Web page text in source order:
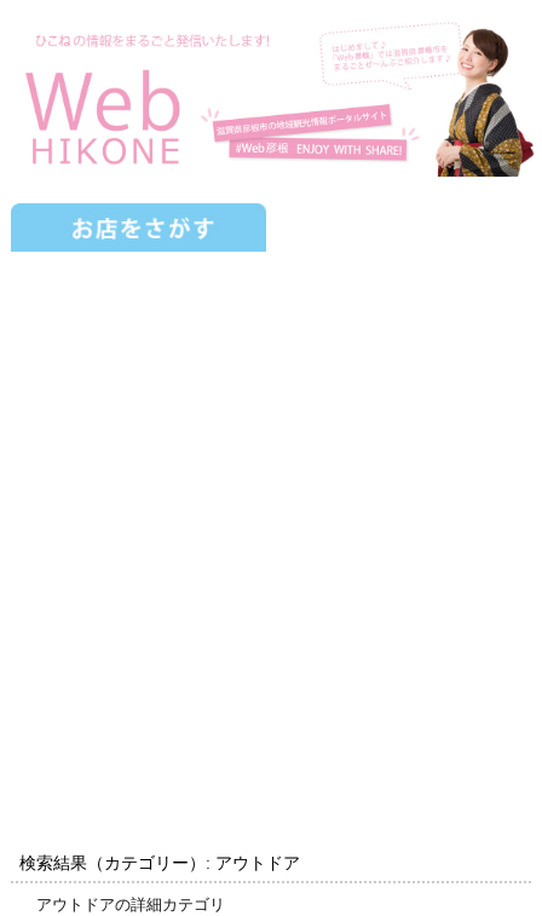
検索結果（カテゴリー）: アウトドア
アウトドアの詳細カテゴリ